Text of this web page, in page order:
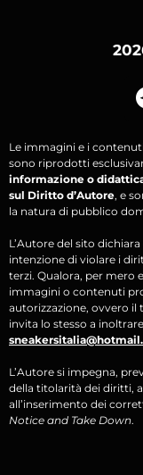
Le immagini e i
sono riprodotti
informazione o
sul Diritto d’Autore, e
la natura di pubblico
L’Autore del sito
intenzione di violare i
terzi. Qualora, per mero
immagini o contenuti
autorizzazione, ovvero il
invita lo stesso a
L’Autore si impegna,
della titolarità dei diritti,
all’inserimento dei
Notice and Take Down.